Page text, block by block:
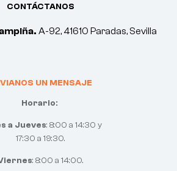
CONTÁCTANOS
A-92, 41610 Paradas, Sevilla
UN MENSAJE
Horario:
a Jueves: 8:00 a 14:30 y
17:30 a 19:30.
: 8:00 a 14:00.